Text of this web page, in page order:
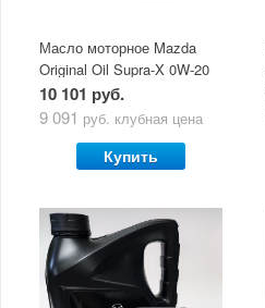
Масло моторное Mazda
Original Oil Supra-X 0W-20
(5 л)
10 101 руб.
9 091 руб. клубная цена
Купить